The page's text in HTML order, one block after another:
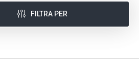
FILTRA PER